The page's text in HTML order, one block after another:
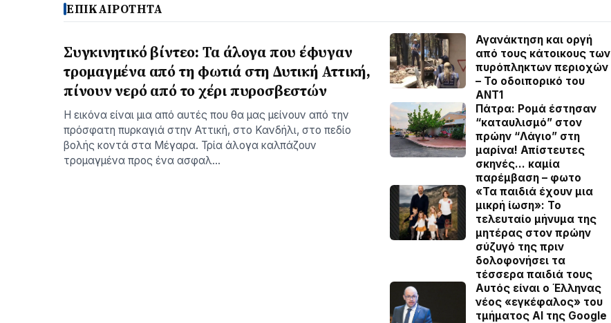
ΕΠΙΚΑΙΡΟΤΗΤΑ
Συγκινητικό βίντεο: Τα άλογα που έφυγαν
τρομαγμένα από τη φωτιά στη Δυτική Αττική,
πίνουν νερό από το χέρι πυροσβεστών
Η εικόνα είναι μια από αυτές που θα μας μείνουν από την
πρόσφατη πυρκαγιά στην Αττική, στο Κανδήλι, στο πεδίο
βολής κοντά στα Μέγαρα. Τρία άλογα καλπάζουν
τρομαγμένα προς ένα ασφαλ…
Αγανάκτηση και οργή
από τους κάτοικους των
πυρόπληκτων περιοχών
– To οδοιπορικό του
ΑΝΤ1
Πάτρα: Ρομά έστησαν
“καταυλισμό” στον
πρώην “Λάγιο” στη
μαρίνα! Απίστευτες
σκηνές… καμία
παρέμβαση – φωτο
«Τα παιδιά έχουν μια
μικρή ίωση»: Το
τελευταίο μήνυμα της
μητέρας στον πρώην
σύζυγό της πριν
δολοφονήσει τα
τέσσερα παιδιά τους
Αυτός είναι ο Έλληνας
νέος «εγκέφαλος» του
τμήματος AI της Google